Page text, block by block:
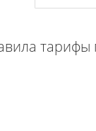
тарифы